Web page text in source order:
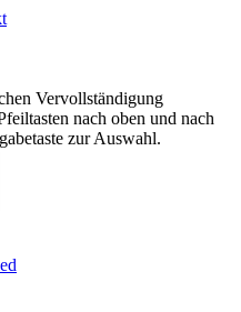
Vervollständigung
nach oben und nach
zur Auswahl.